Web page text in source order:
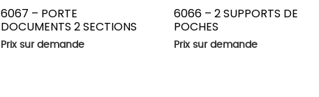
6067 – PORTE
DOCUMENTS 2 SECTIONS
Prix sur demande
6066 – 2 SUPPORTS DE
POCHES
Prix sur demande